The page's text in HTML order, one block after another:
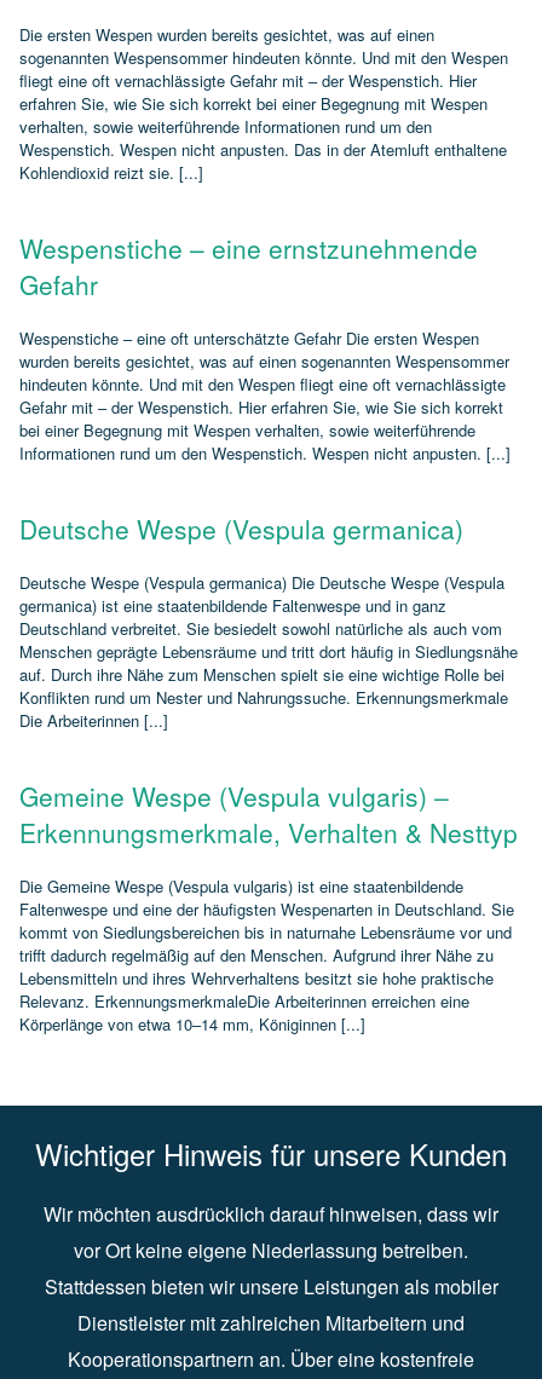
Die ersten Wespen wurden bereits gesichtet, was auf einen
sogenannten Wespensommer hindeuten könnte. Und mit den Wespen
fliegt eine oft vernachlässigte Gefahr mit – der Wespenstich. Hier
erfahren Sie, wie Sie sich korrekt bei einer Begegnung mit Wespen
verhalten, sowie weiterführende Informationen rund um den
Wespenstich. Wespen nicht anpusten. Das in der Atemluft enthaltene
Kohlendioxid reizt sie. [...]
Wespenstiche – eine ernstzunehmende
Gefahr
Wespenstiche – eine oft unterschätzte Gefahr Die ersten Wespen
wurden bereits gesichtet, was auf einen sogenannten Wespensommer
hindeuten könnte. Und mit den Wespen fliegt eine oft vernachlässigte
Gefahr mit – der Wespenstich. Hier erfahren Sie, wie Sie sich korrekt
bei einer Begegnung mit Wespen verhalten, sowie weiterführende
Informationen rund um den Wespenstich. Wespen nicht anpusten. [...]
Deutsche Wespe (Vespula germanica)
Deutsche Wespe (Vespula germanica) Die Deutsche Wespe (Vespula
germanica) ist eine staatenbildende Faltenwespe und in ganz
Deutschland verbreitet. Sie besiedelt sowohl natürliche als auch vom
Menschen geprägte Lebensräume und tritt dort häufig in Siedlungsnähe
auf. Durch ihre Nähe zum Menschen spielt sie eine wichtige Rolle bei
Konflikten rund um Nester und Nahrungssuche. Erkennungsmerkmale
Die Arbeiterinnen [...]
Gemeine Wespe (Vespula vulgaris) –
Erkennungsmerkmale, Verhalten & Nesttyp
Die Gemeine Wespe (Vespula vulgaris) ist eine staatenbildende
Faltenwespe und eine der häufigsten Wespenarten in Deutschland. Sie
kommt von Siedlungsbereichen bis in naturnahe Lebensräume vor und
trifft dadurch regelmäßig auf den Menschen. Aufgrund ihrer Nähe zu
Lebensmitteln und ihres Wehrverhaltens besitzt sie hohe praktische
Relevanz. ErkennungsmerkmaleDie Arbeiterinnen erreichen eine
Körperlänge von etwa 10–14 mm, Königinnen [...]
Wichtiger Hinweis für unsere Kunden
Wir möchten ausdrücklich darauf hinweisen, dass wir
vor Ort keine eigene Niederlassung betreiben.
Stattdessen bieten wir unsere Leistungen als mobiler
Dienstleister mit zahlreichen Mitarbeitern und
Kooperationspartnern an. Über eine kostenfreie